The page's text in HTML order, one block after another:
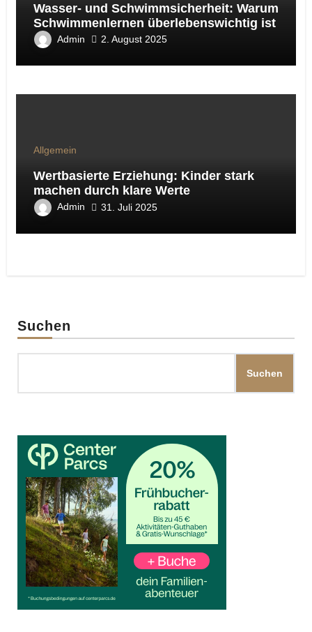
Wasser- und Schwimmsicherheit: Warum
Schwimmenlernen überlebenswichtig ist
Admin 2. August 2025
Allgemein
Wertbasierte Erziehung: Kinder stark
machen durch klare Werte
Admin 31. Juli 2025
Suchen
Suchen